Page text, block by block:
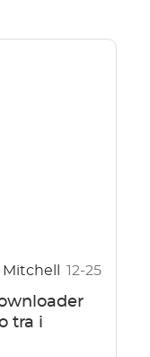
Mitchell 12-25
tra i